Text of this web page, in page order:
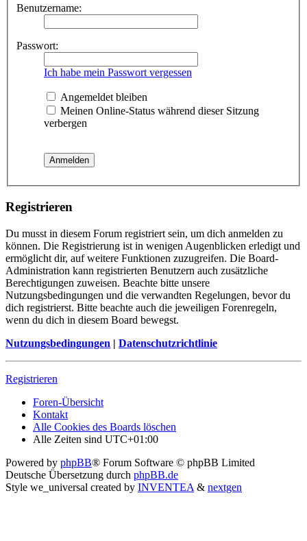
Benutzername:
Passwort:
Ich habe mein Passwort vergessen
Angemeldet bleiben
Meinen Online-Status während dieser Sitzung
verbergen
Registrieren
Du musst in diesem Forum registriert sein, um dich anmelden zu
können. Die Registrierung ist in wenigen Augenblicken erledigt und
ermöglicht dir, auf weitere Funktionen zuzugreifen. Die Board-
Administration kann registrierten Benutzern auch zusätzliche
Berechtigungen zuweisen. Beachte bitte unsere
Nutzungsbedingungen und die verwandten Regelungen, bevor du
dich registrierst. Bitte beachte auch die jeweiligen Forenregeln,
wenn du dich in diesem Board bewegst.
Nutzungsbedingungen | Datenschutzrichtlinie
Registrieren
Foren-Übersicht
Kontakt
Alle Cookies des Boards löschen
Alle Zeiten sind UTC+01:00
Powered by phpBB® Forum Software © phpBB Limited
Deutsche Übersetzung durch phpBB.de
Style we_universal created by INVENTEA & nextgen